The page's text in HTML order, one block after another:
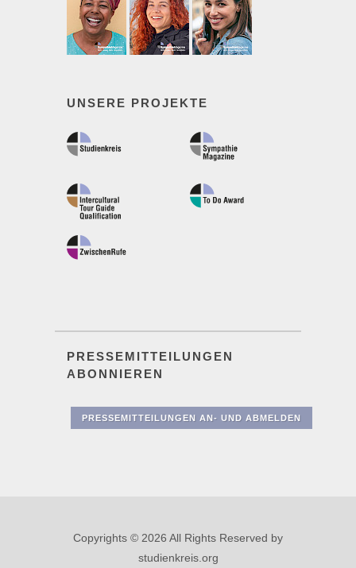
UNSERE PROJEKTE
PRESSEMITTEILUNGEN
ABONNIEREN
PRESSEMITTEILUNGEN AN- UND ABMELDEN
Copyrights © 2026 All Rights Reserved by
studienkreis.org